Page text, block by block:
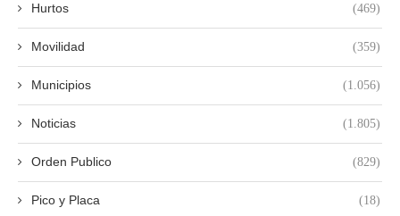
Hurtos (469)
Movilidad (359)
Municipios (1.056)
Noticias (1.805)
Orden Publico (829)
Pico y Placa (18)